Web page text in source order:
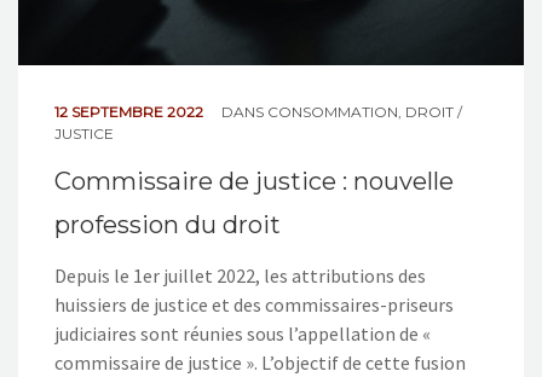
12 SEPTEMBRE 2022 DANS CONSOMMATION DROIT /
JUSTICE
Commissaire de justice : nouvelle
profession du droit
Depuis le 1er juillet 2022, les attributions des
huissiers de justice et des commissaires-priseurs
judiciaires sont réunies sous l’appellation de «
commissaire de justice ». L’objectif de cette fusion